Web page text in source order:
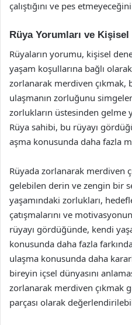
çalıştığını ve pes
Rüya Yorumları ve
Rüyaların yorumu, kişisel
yaşam koşullarına bağlı
zorlanarak merdiven çıkmak,
ulaşmanın zorluğunu
zorlukların üstesinden gelme
Rüya sahibi, bu rüyayı
aşma konusunda daha fazla
Rüyada zorlanarak merdiven
gelebilen derin ve zengin bir
yaşamındaki zorlukları,
çatışmalarını ve
rüyayı gördüğünde, kendi
konusunda daha fazla
ulaşma konusunda daha
bireyin içsel dünyasını
zorlanarak merdiven çıkmak
parçası olarak